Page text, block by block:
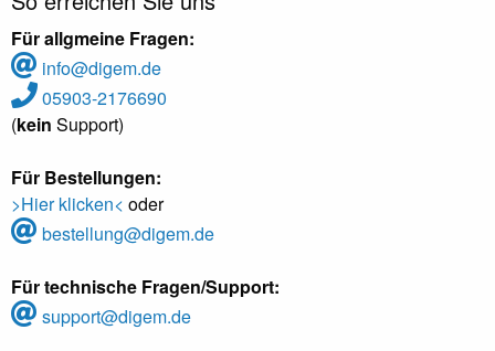
Für allgmeine Fragen:
info@digem.de
05903-2176690
(kein Support)
Für Bestellungen:
>Hier klicken< oder
bestellung@digem.de
Für technische Fragen/Support:
support@digem.de